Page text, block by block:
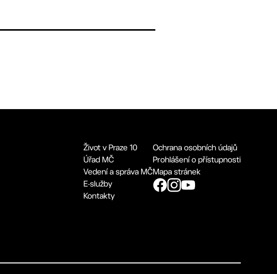
Život v Praze 10
Úřad MČ
Vedení a správa MČ
E-služby
Kontakty
Ochrana osobních údajů
Prohlášení o přístupnosti
Mapa stránek